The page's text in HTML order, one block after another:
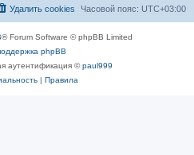
Часовой пояс: UTC+03:00
Удалить cookies
® Forum Software © phpBB Limited
phpBB
аутентификация ©paul999
| Правила